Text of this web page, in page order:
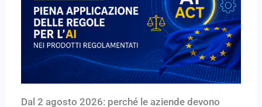
Dal 2 agosto 2026: perché le aziende devono